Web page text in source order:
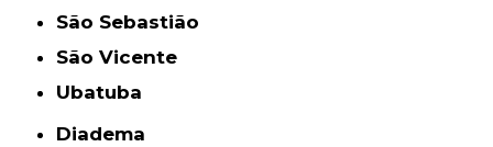
São Sebastião
São Vicente
Ubatuba
Diadema